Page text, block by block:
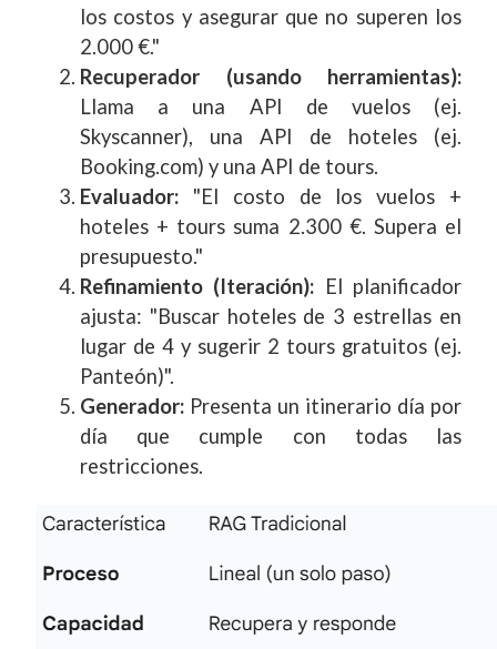
los costos y asegurar que no superen los
2.000 €."
Recuperador (usando herramientas):
Llama a una API de vuelos (ej.
Skyscanner), una API de hoteles (ej.
Booking.com) y una API de tours.
Evaluador: "El costo de los vuelos +
hoteles + tours suma 2.300 €. Supera el
presupuesto."
Refinamiento (Iteración): El planificador
ajusta: "Buscar hoteles de 3 estrellas en
lugar de 4 y sugerir 2 tours gratuitos (ej.
Panteón)".
Generador: Presenta un itinerario día por
día que cumple con todas las
restricciones.